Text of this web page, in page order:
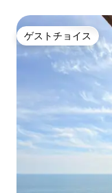
ゲストチョイス
ゲストチョイス